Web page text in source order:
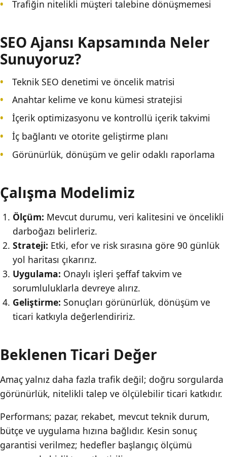
Trafiğin nitelikli müşteri talebine dönüşmemesi
SEO Ajansı Kapsamında Neler
Sunuyoruz?
Teknik SEO denetimi ve öncelik matrisi
Anahtar kelime ve konu kümesi stratejisi
İçerik optimizasyonu ve kontrollü içerik takvimi
İç bağlantı ve otorite geliştirme planı
Görünürlük, dönüşüm ve gelir odaklı raporlama
Çalışma Modelimiz
Ölçüm: Mevcut durumu, veri kalitesini ve öncelikli
darboğazı belirleriz.
Strateji: Etki, efor ve risk sırasına göre 90 günlük
yol haritası çıkarırız.
Uygulama: Onaylı işleri şeffaf takvim ve
sorumluluklarla devreye alırız.
Geliştirme: Sonuçları görünürlük, dönüşüm ve
ticari katkıyla değerlendiririz.
Beklenen Ticari Değer
Amaç yalnız daha fazla trafik değil; doğru sorgularda
görünürlük, nitelikli talep ve ölçülebilir ticari katkıdır.
Performans; pazar, rekabet, mevcut teknik durum,
bütçe ve uygulama hızına bağlıdır. Kesin sonuç
garantisi verilmez; hedefler başlangıç ölçümü